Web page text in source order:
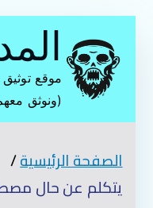
المحتوى
موقع
(ونوثق
الصفحة الرئيسية
يتكلم عن حال